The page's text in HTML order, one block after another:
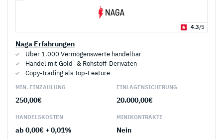
4.3/5
Naga Erfahrungen
Über 1.000 Vermögenswerte handelbar
Handel mit Gold- & Rohstoff-Derivaten
Copy-Trading als Top-Feature
MIN. EINZAHLUNG
250,00€
EINLAGEN­SICHERUNG
20.000,00€
HANDELS­KOSTEN
ab 0,00€ + 0,01%
MINI­KONTRAKTE
Nein